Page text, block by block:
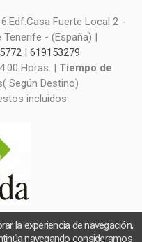
Fuerte Local 2 -
Tenerife - (España) |
| 619153279
Horas. | Tiempo de
Según Destino)
incluidos
la experiencia de navegación,
navegando consideramos